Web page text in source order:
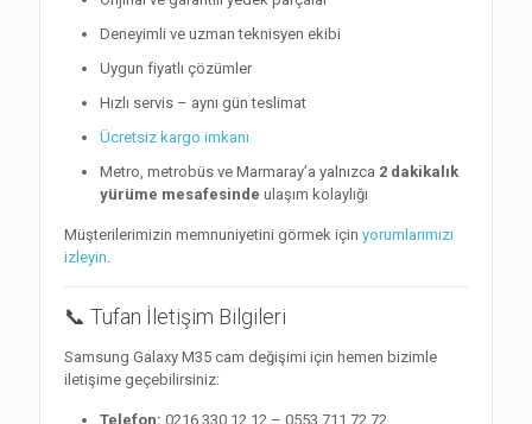
Deneyimli ve uzman teknisyen ekibi
Uygun fiyatlı çözümler
Hızlı servis – aynı gün teslimat
Ücretsiz kargo imkanı
Metro, metrobüs ve Marmaray’a yalnızca 2 dakikalık
yürüme mesafesinde ulaşım kolaylığı
Müşterilerimizin memnuniyetini görmek için yorumlarımızı
izleyin.
📞 Tufan İletişim Bilgileri
Samsung Galaxy M35 cam değişimi için hemen bizimle
iletişime geçebilirsiniz:
Telefon: 0216 330 12 12 – 0553 711 72 72